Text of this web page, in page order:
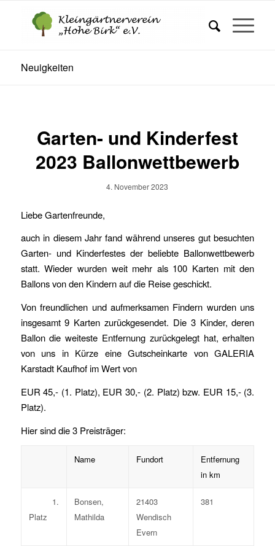
Neuigkeiten
Garten- und Kinderfest
2023 Ballonwettbewerb
4. November 2023
Liebe Gartenfreunde,
auch in diesem Jahr fand während unseres gut besuchten
Garten- und Kinderfestes der beliebte Ballonwettbewerb
statt. Wieder wurden weit mehr als 100 Karten mit den
Ballons von den Kindern auf die Reise geschickt.
Von freundlichen und aufmerksamen Findern wurden uns
insgesamt 9 Karten zurückgesendet. Die 3 Kinder, deren
Ballon die weiteste Entfernung zurückgelegt hat, erhalten
von uns in Kürze eine Gutscheinkarte von GALERIA
Karstadt Kaufhof im Wert von
EUR 45,- (1. Platz), EUR 30,- (2. Platz) bzw. EUR 15,- (3.
Platz).
Hier sind die 3 Preisträger:
Name Fundort
Entfernung
in km
1.
Platz
Bonsen,
Mathilda
21403
Wendisch
Evern
381